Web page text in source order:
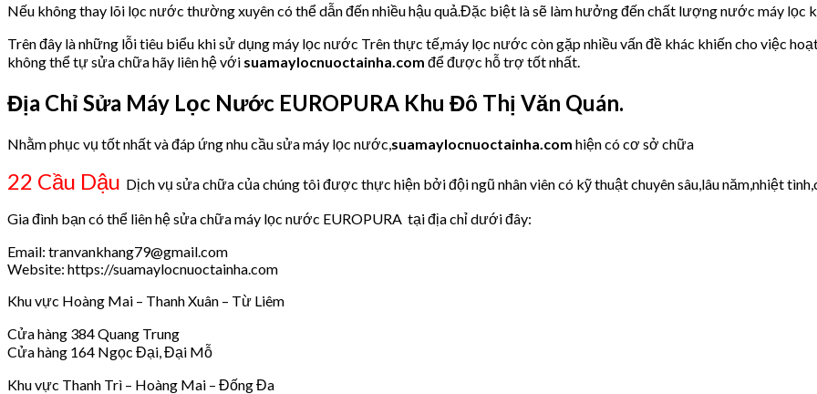
Nếu không thay lõi lọc nước thường xuyên có thể dẫn đến nhiều hậu quả.Đặc biệt là sẽ làm hưởng đến chất lượng nước máy lọc
Trên đây là những lỗi tiêu biểu khi sử dụng máy lọc nước Trên thực tế,máy lọc nước còn gặp nhiều vấn đề khác khiến cho việc
không thể tự sửa chữa hãy liên hệ với suamaylocnuoctainha.com để được hỗ trợ tốt nhất.
Địa Chỉ Sửa Máy Lọc Nước EUROPURA Khu Đô Thị Văn Quán.
Nhằm phục vụ tốt nhất và đáp ứng nhu cầu sửa máy lọc nước, suamaylocnuoctainha.com hiện có cơ sở chữa
22 Cầu Dậu Dịch vụ sửa chữa của chúng tôi được thực hiện bởi đội ngũ nhân viên có kỹ thuật chuyên sâu,lâu năm,nhiệt
Gia đình bạn có thể liên hệ sửa chữa máy lọc nước EUROPURA tại địa chỉ dưới đây:
Email: tranvankhang79@gmail.com
Website: https://suamaylocnuoctainha.com
Khu vực Hoàng Mai – Thanh Xuân – Từ Liêm
Cửa hàng 384 Quang Trung
Cửa hàng 164 Ngọc Đại, Đại Mỗ
Khu vực Thanh Trì – Hoàng Mai – Đống Đa